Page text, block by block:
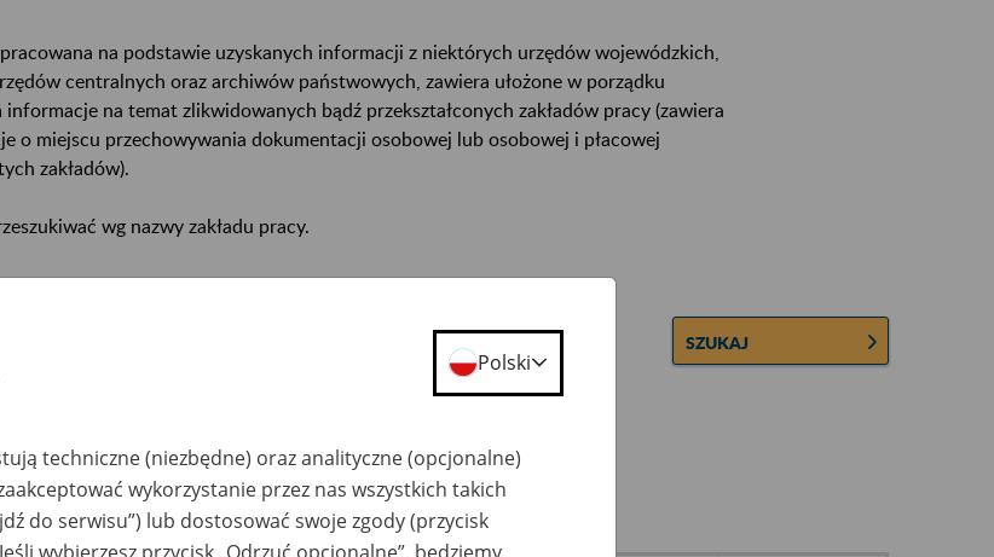
na podstawie uzyskanych informacji z niektórych urzędów wojewódzkich,
centralnych oraz archiwów państwowych, zawiera ułożone w porządku
na temat zlikwidowanych bądź przekształconych zakładów pracy (zawiera
o miejscu przechowywania dokumentacji osobowej lub osobowej i płacowej
zakładów).
wg nazwy zakładu pracy.
poprzez formularz umieszczony poniżej.
SZUKAJ
pozycje bazy
Polski
techniczne (niezbędne) oraz analityczne (opcjonalne)
wykorzystanie przez nas wszystkich takich
do serwisu”) lub dostosować swoje zgody (przycisk
wybierzesz przycisk „Odrzuć opcjonalne”, będziemy